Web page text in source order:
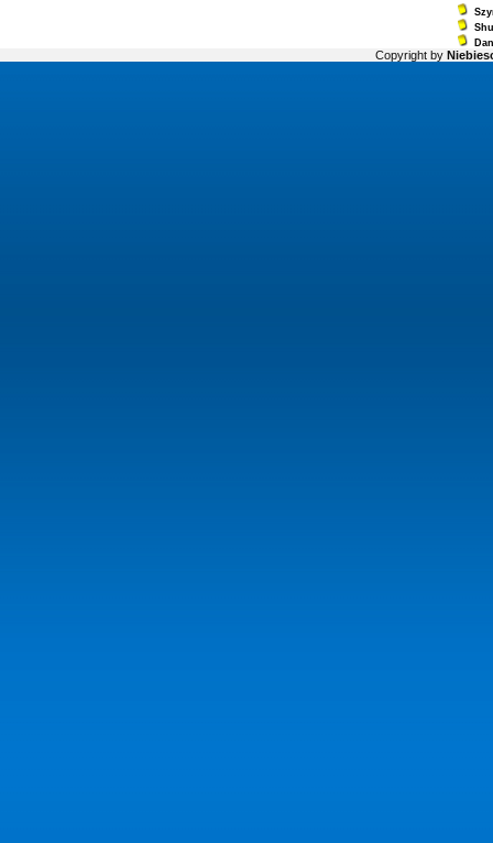
Copyright by